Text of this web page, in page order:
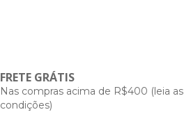
FRETE GRÁTIS
Nas compras acima de R$400 (leia as
condições)